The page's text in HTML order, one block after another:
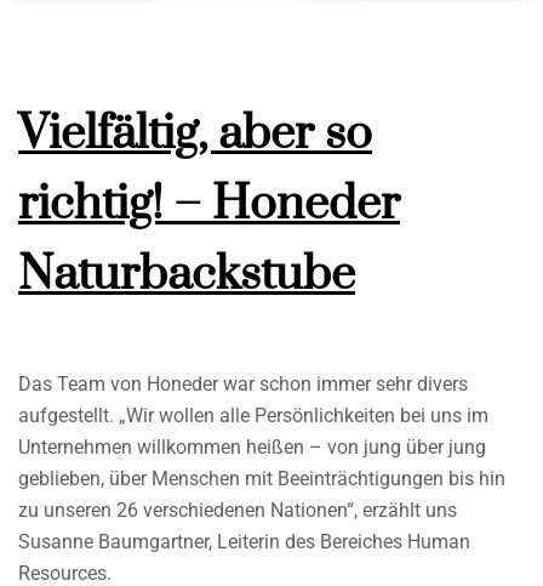
Vielfältig, aber so
richtig! – Honeder
Naturbackstube
Das Team von Honeder war schon immer sehr divers
aufgestellt. „Wir wollen alle Persönlichkeiten bei uns im
Unternehmen willkommen heißen – von jung über jung
geblieben, über Menschen mit Beeinträchtigungen bis hin
zu unseren 26 verschiedenen Nationen“, erzählt uns
Susanne Baumgartner, Leiterin des Bereiches Human
Resources.